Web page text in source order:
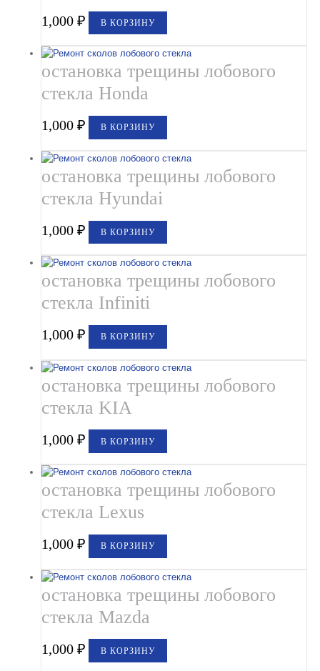
1,000₽ В КОРЗИНУ
остановка трещины лобового
стекла Honda
1,000₽ В КОРЗИНУ
остановка трещины лобового
стекла Hyundai
1,000₽ В КОРЗИНУ
остановка трещины лобового
стекла Infiniti
1,000₽ В КОРЗИНУ
остановка трещины лобового
стекла KIA
1,000₽ В КОРЗИНУ
остановка трещины лобового
стекла Lexus
1,000₽ В КОРЗИНУ
остановка трещины лобового
стекла Mazda
1,000₽ В КОРЗИНУ